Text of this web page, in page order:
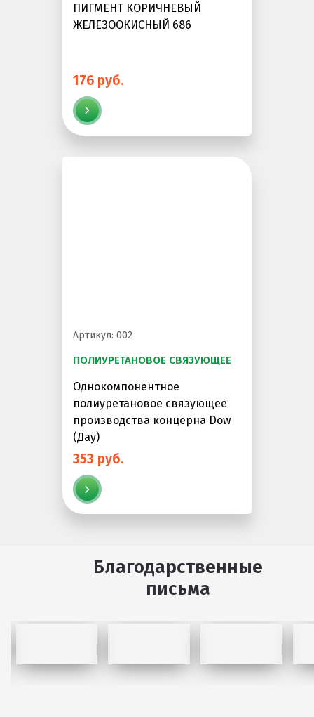
ПИГМЕНТ КОРИЧНЕВЫЙ
ЖЕЛЕЗООКИСНЫЙ 686
176 руб.
Артикул: 002
ПОЛИУРЕТАНОВОЕ СВЯЗУЮЩЕЕ
Однокомпонентное
полиуретановое связующее
производства концерна Dow
(Дау)
353 руб.
Благодарственные
письма